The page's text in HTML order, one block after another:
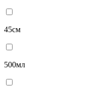
45см
500мл